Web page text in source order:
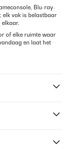
Blu-ray-
elk vak is belastbaar
elkaar.
of elke ruimte waar
en laat het